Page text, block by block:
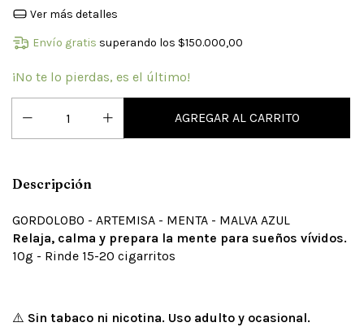
Ver más detalles
Envío gratis superando los $150.000,00
¡No te lo pierdas, es el último!
Descripción
GORDOLOBO - ARTEMISA - MENTA - MALVA AZUL
Relaja, calma y prepara la mente para sueños vívidos.
10g - Rinde 15-20 cigarritos
⚠️ Sin tabaco ni nicotina. Uso adulto y ocasional.